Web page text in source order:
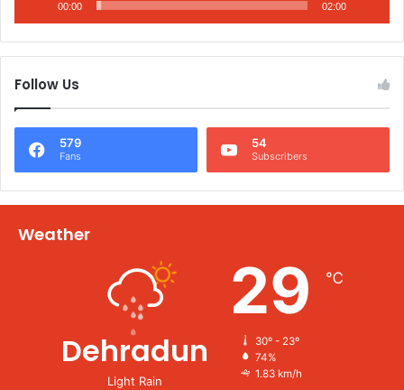
00:00 02:00
Follow Us
579
Fans
54
Subscribers
Weather
Dehradun
Light Rain
29 ℃
30º - 23º
74%
1.83 km/h